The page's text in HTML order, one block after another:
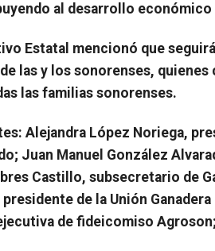
al desarrollo económico
Estatal mencionó que
las y los sonorenses,
las familias sonorenses.
Alejandra López Noriega,
Juan Manuel González
Castillo, subsecretario de
de la Unión
de fideicomiso